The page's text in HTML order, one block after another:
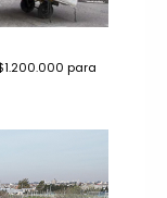
para